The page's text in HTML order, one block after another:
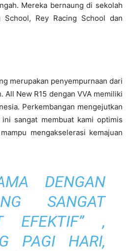
Mereka bernaung di sekolah
School, Rey Racing School dan
merupakan penyempurnaan dari
All New R15 dengan VVA memiliki
Perkembangan mengejutkan
sangat membuat kami optimis
mengakselerasi kemajuan
DENGAN
SANGAT
EFEKTIF” ,
PAGI HARI,